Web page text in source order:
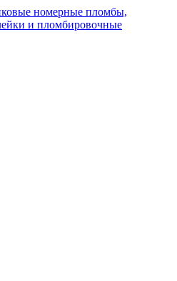
номерные пломбы,
и пломбировочные